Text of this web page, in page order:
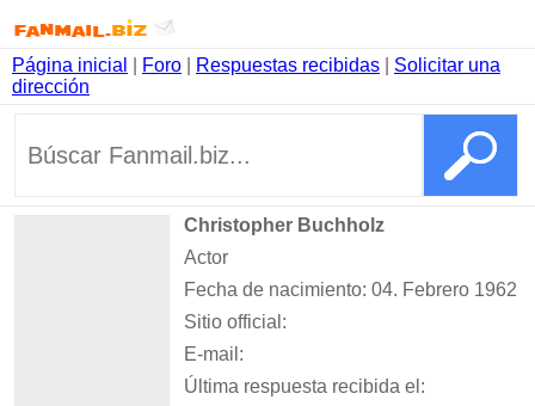
Página inicial Foro Respuestas recibidas
Solicitar una
dirección
Christopher Buchholz
Actor
Fecha de nacimiento: 04. Febrero 1962
Sitio official:
E-mail:
Última respuesta recibida el: